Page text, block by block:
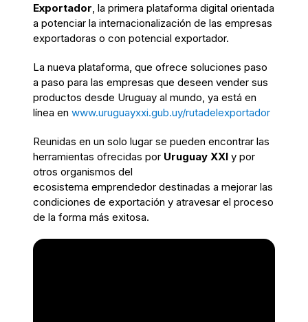
Exportador, la primera plataforma digital orientada
a potenciar la internacionalización de las empresas
exportadoras o con potencial exportador.
La nueva plataforma, que ofrece soluciones paso
a paso para las empresas que deseen vender sus
productos desde Uruguay al mundo, ya está en
línea en www.uruguayxxi.gub.uy/rutadelexportador
Reunidas en un solo lugar se pueden encontrar las
herramientas ofrecidas por Uruguay XXI y por
otros organismos del
ecosistema emprendedor destinadas a mejorar las
condiciones de exportación y atravesar el proceso
de la forma más exitosa.